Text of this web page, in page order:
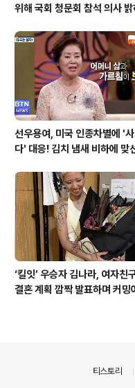
위해 국회 청문회 참석 의사 밝
선우용여, 미국 인종차별에 '사
다' 대응! 김치 냄새 비하에 맞
‘킬잇’ 우승자 김나라, 여자친
결혼 계획 깜짝 발표하며 커밍
티스토리